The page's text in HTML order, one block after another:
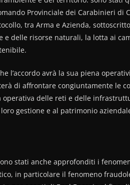
Provinciale dei Carabinieri di
tra Arma e Azienda,
e delle risorse naturali, la lotta ai
l’accordo avrà la sua piena
di affrontare congiuntamente le
operativa delle reti e delle
gestione e al patrimonio
stati anche approfonditi i
in particolare il fenomeno